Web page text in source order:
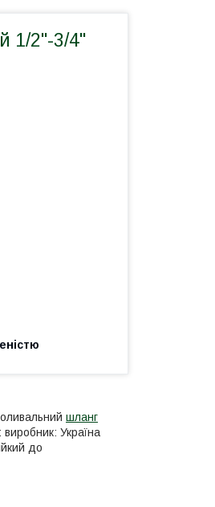
1/2"-3/4"
шланг
виробник: Україна
до